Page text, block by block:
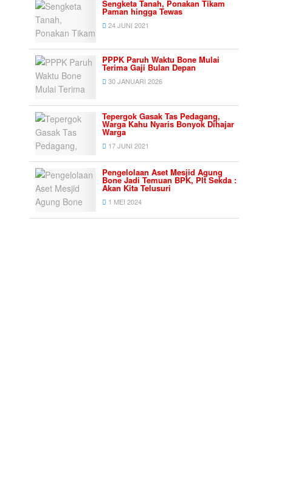
Sengketa Tanah, Ponakan Tikam
Paman hingga Tewas
24 JUNI 2021
PPPK Paruh Waktu Bone Mulai
Terima Gaji Bulan Depan
30 JANUARI 2026
Tepergok Gasak Tas Pedagang,
Warga Kahu Nyaris Bonyok Dihajar
Warga
17 JUNI 2021
Pengelolaan Aset Mesjid Agung
Bone Jadi Temuan BPK, Plt Sekda :
Akan Kita Telusuri
1 MEI 2024